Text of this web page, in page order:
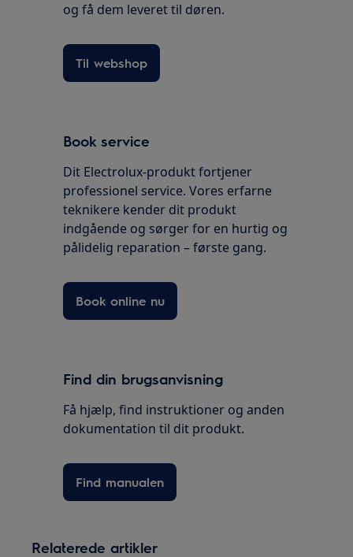
og få dem leveret til døren.
Til webshop
Book service
Dit Electrolux-produkt fortjener
professionel service. Vores erfarne
teknikere kender dit produkt
indgående og sørger for en hurtig og
pålidelig reparation – første gang.
Book online nu
Find din brugsanvisning
Få hjælp, find instruktioner og anden
dokumentation til dit produkt.
Find manualen
Relaterede artikler